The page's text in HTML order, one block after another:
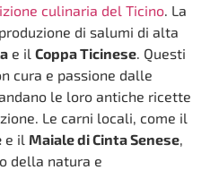
culinaria del Ticino . La
di salumi di alta
e il Coppa Ticinese . Questi
cura e passione dalle
le loro antiche ricette
Le carni locali, come il
e il Maiale di Cinta Senese
della natura e